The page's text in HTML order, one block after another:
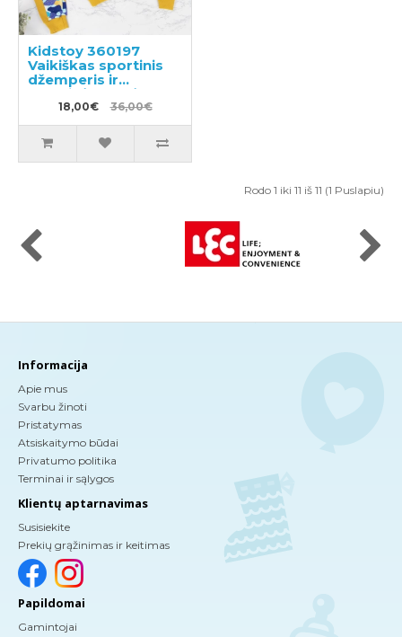
Kidstoy 360197
Vaikiškas sportinis
džemperis ir
sportinės kelnės
18,00€ 36,00€
Rodo 1 iki 11 iš 11 (1 Puslapiu)
Informacija
Apie mus
Svarbu žinoti
Pristatymas
Atsiskaitymo būdai
Privatumo politika
Terminai ir sąlygos
Klientų aptarnavimas
Susisiekite
Prekių grąžinimas ir keitimas
Papildomai
Gamintojai